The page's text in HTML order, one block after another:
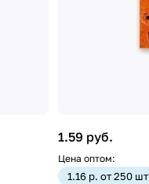
1.59 руб.
Цена оптом:
1.16 р. от 250 шт